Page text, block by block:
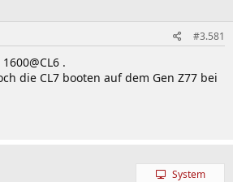
#3.581
.
die CL7 booten auf dem Gen Z77 bei
System